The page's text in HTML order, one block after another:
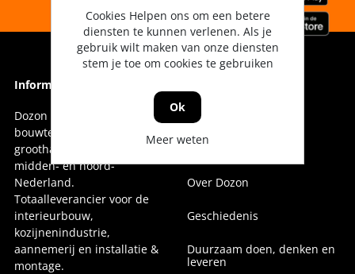
Informatie
Dozon Bouwtechniek is dé
bouwtechnische
groothandel voor oost-,
midden- en noord-
Nederland.
Totaalleverancier voor de
interieurbouw,
kozijnenindustrie,
aannemerij en installatie &
montage.
Vestigingen
Onze collega's
Over Dozon
Geschiedenis
Duurzaam doen, denken en
leveren
Cookies Helpen ons om een betere
diensten te kunnen verlenen. Als je
gebruik wilt maken van onze diensten
stem je toe om cookies te gebruiken
Ok
Meer weten